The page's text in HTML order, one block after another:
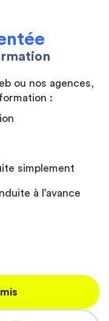
ou nos agences,
:
simplement
à l’avance